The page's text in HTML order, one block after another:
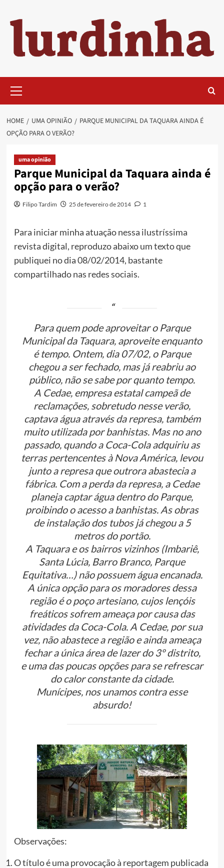
content
Menu
HOME UMA OPINIÃO
PARQUE MUNICIPAL DA TAQUARA AINDA É
OPÇÃO PARA O VERÃO?
uma opinião
Parque Municipal da Taquara ainda é
opção para o verão?
Filipo Tardim 25 de fevereiro de 2014 1
Para iniciar minha atuação nessa ilustríssima
revista digital, reproduzo abaixo um texto que
publiquei no dia 08/02/2014, bastante
compartilhado nas redes sociais.
Para quem pode aproveitar o Parque
Municipal da Taquara, aproveite enquanto
é tempo. Ontem, dia 07/02, o Parque
chegou a ser fechado, mas já reabriu ao
público, não se sabe por quanto tempo.
A Cedae, empresa estatal campeã de
reclamações, sobretudo nesse verão,
captava água através da represa, também
muito utilizada por banhistas. Mas no ano
passado, quando a Coca-Cola adquiriu as
terras pertencentes à Nova América, levou
junto a represa que outrora abastecia a
fábrica. Com a perda da represa, a Cedae
planeja captar água dentro do Parque,
proibindo o acesso a banhistas. As obras
de instalação dos tubos já chegou a 5
metros do portão.
A Taquara e os bairros vizinhos (Imbariê,
Santa Lúcia, Barro Branco, Parque
Equitativa…) não possuem água encanada.
A única opção para os moradores dessa
região é o poço artesiano, cujos lençóis
freáticos sofrem ameaça por causa das
atividades da Coca-Cola. A Cedae, por sua
vez, não abastece a região e ainda ameaça
fechar a única área de lazer do 3º distrito,
e uma das poucas opções para se refrescar
do calor constante da cidade.
Munícipes, nos unamos contra esse
absurdo!
Observações:
O título é uma provocação à reportagem publicada